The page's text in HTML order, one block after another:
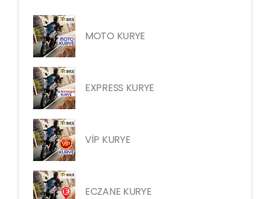
MOTO KURYE
EXPRESS KURYE
VİP KURYE
ECZANE KURYE